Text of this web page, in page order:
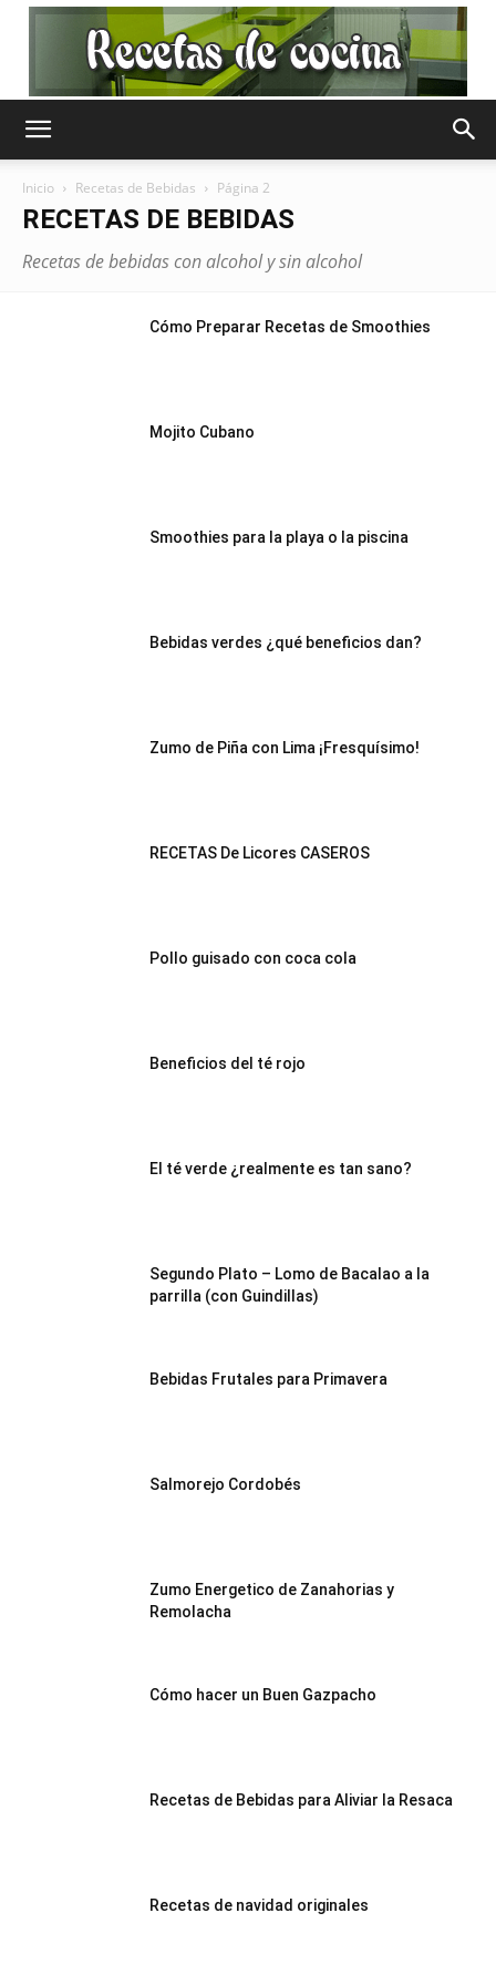
Gratis
|
Receta
Cocina
Online
Inicio Recetas de Bebidas Página 2
RECETAS DE BEBIDAS
Recetas de bebidas con alcohol y sin alcohol
Cómo Preparar Recetas de Smoothies
Mojito Cubano
Smoothies para la playa o la piscina
Bebidas verdes ¿qué beneficios dan?
Zumo de Piña con Lima ¡Fresquísimo!
RECETAS De Licores CASEROS
Pollo guisado con coca cola
Beneficios del té rojo
El té verde ¿realmente es tan sano?
Segundo Plato – Lomo de Bacalao a la
parrilla (con Guindillas)
Bebidas Frutales para Primavera
Salmorejo Cordobés
Zumo Energetico de Zanahorias y
Remolacha
Cómo hacer un Buen Gazpacho
Recetas de Bebidas para Aliviar la Resaca
Recetas de navidad originales